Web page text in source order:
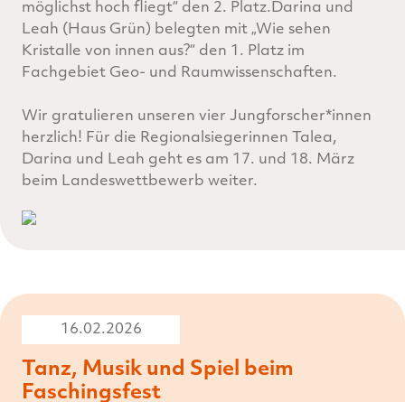
möglichst hoch fliegt“ den 2. Platz.Darina und
Leah (Haus Grün) belegten mit „Wie sehen
Kristalle von innen aus?“ den 1. Platz im
Fachgebiet Geo- und Raumwissenschaften.
Wir gratulieren unseren vier Jungforscher*innen
herzlich! Für die Regionalsiegerinnen Talea,
Darina und Leah geht es am 17. und 18. März
beim Landeswettbewerb weiter.
16.02.2026
Tanz, Musik und Spiel beim
Faschingsfest